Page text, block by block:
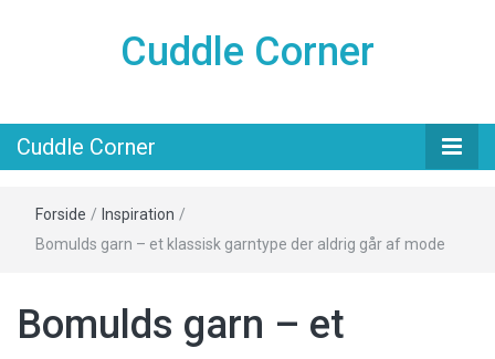
Cuddle Corner
Cuddle Corner
Forside / Inspiration /
Bomulds garn – et klassisk garntype der aldrig går af mode
Bomulds garn – et